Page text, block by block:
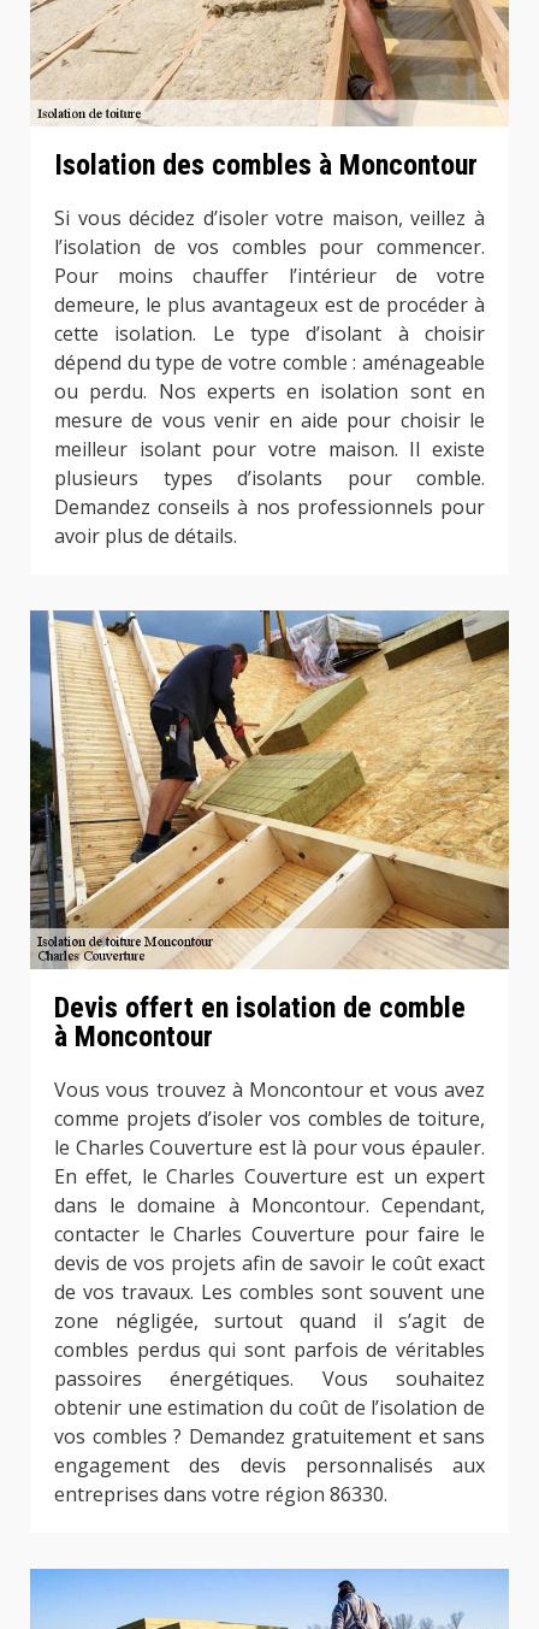
Isolation des combles à Moncontour
Si vous décidez d’isoler votre maison, veillez à
l’isolation de vos combles pour commencer.
Pour moins chauffer l’intérieur de votre
demeure, le plus avantageux est de procéder à
cette isolation. Le type d’isolant à choisir
dépend du type de votre comble : aménageable
ou perdu. Nos experts en isolation sont en
mesure de vous venir en aide pour choisir le
meilleur isolant pour votre maison. Il existe
plusieurs types d’isolants pour comble.
Demandez conseils à nos professionnels pour
avoir plus de détails.
Devis offert en isolation de comble
à Moncontour
Vous vous trouvez à Moncontour et vous avez
comme projets d’isoler vos combles de toiture,
le Charles Couverture est là pour vous épauler.
En effet, le Charles Couverture est un expert
dans le domaine à Moncontour. Cependant,
contacter le Charles Couverture pour faire le
devis de vos projets afin de savoir le coût exact
de vos travaux. Les combles sont souvent une
zone négligée, surtout quand il s’agit de
combles perdus qui sont parfois de véritables
passoires énergétiques. Vous souhaitez
obtenir une estimation du coût de l’isolation de
vos combles ? Demandez gratuitement et sans
engagement des devis personnalisés aux
entreprises dans votre région 86330.